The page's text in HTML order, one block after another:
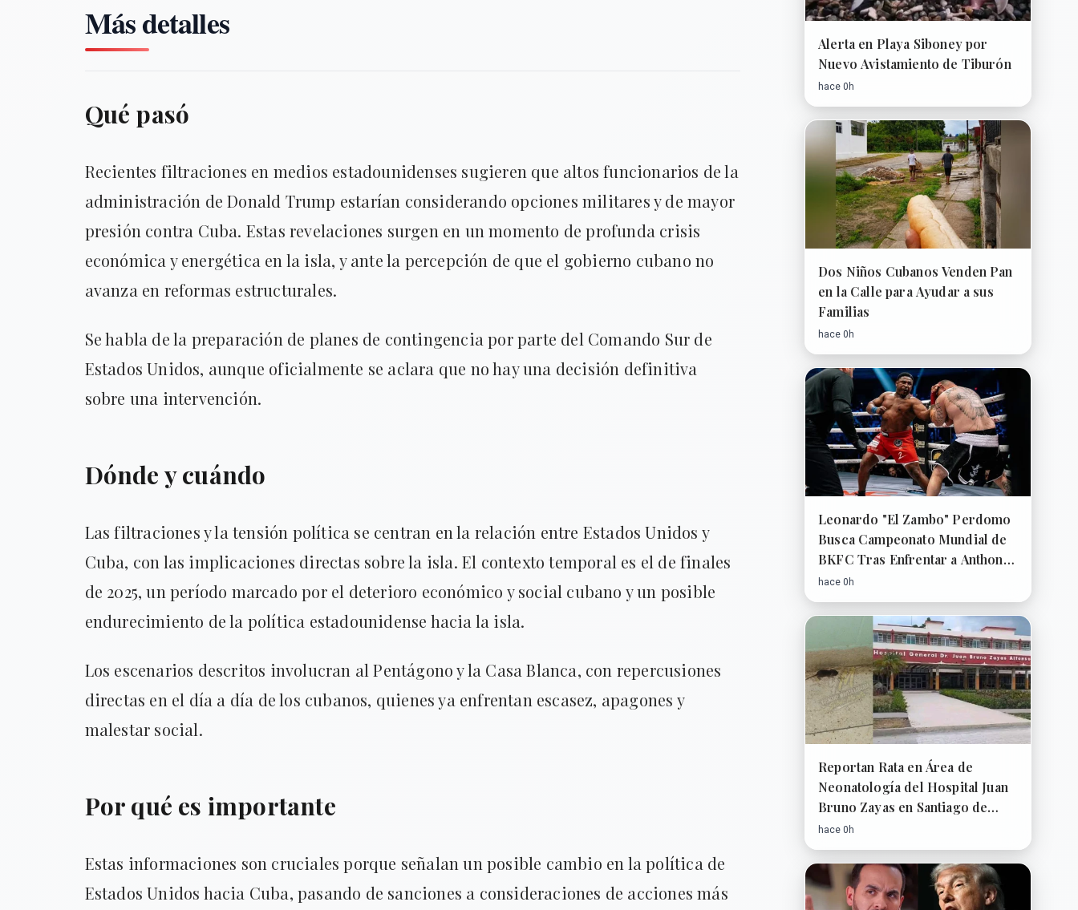
Más detalles
Qué pasó
Recientes filtraciones en medios estadounidenses sugieren que altos funcionarios de la
administración de Donald Trump estarían considerando opciones militares y de mayor
presión contra Cuba. Estas revelaciones surgen en un momento de profunda crisis
económica y energética en la isla, y ante la percepción de que el gobierno cubano no
avanza en reformas estructurales.
Se habla de la preparación de planes de contingencia por parte del Comando Sur de
Estados Unidos, aunque oficialmente se aclara que no hay una decisión definitiva
sobre una intervención.
Dónde y cuándo
Las filtraciones y la tensión política se centran en la relación entre Estados Unidos y
Cuba, con las implicaciones directas sobre la isla. El contexto temporal es el de finales
de 2025, un período marcado por el deterioro económico y social cubano y un posible
endurecimiento de la política estadounidense hacia la isla.
Los escenarios descritos involucran al Pentágono y la Casa Blanca, con repercusiones
directas en el día a día de los cubanos, quienes ya enfrentan escasez, apagones y
malestar social.
Por qué es importante
Estas informaciones son cruciales porque señalan un posible cambio en la política de
Estados Unidos hacia Cuba, pasando de sanciones a consideraciones de acciones más
Alerta en Playa Siboney por
Nuevo Avistamiento de Tiburón
hace 0h
Dos Niños Cubanos Venden Pan
en la Calle para Ayudar a sus
Familias
hace 0h
Leonardo "El Zambo" Perdomo
Busca Campeonato Mundial de
BKFC Tras Enfrentar a Anthony
Garrett
hace 0h
Reportan Rata en Área de
Neonatología del Hospital Juan
Bruno Zayas en Santiago de
Cuba
hace 0h